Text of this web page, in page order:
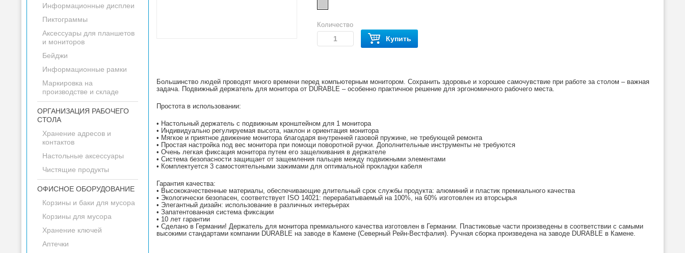
Информационные дисплеи
Пиктограммы
Аксессуары для планшетов
и мониторов
Бейджи
Информационные рамки
Маркировка на
производстве и складе
ОРГАНИЗАЦИЯ РАБОЧЕГО
СТОЛА
Хранение адресов и
контактов
Настольные аксессуары
Чистящие продукты
ОФИСНОЕ ОБОРУДОВАНИЕ
Корзины и баки для мусора
Корзины для мусора
Хранение ключей
Аптечки
Количество
Купить
Большинство людей проводят много времени перед компьютерным монитором. Сохранить здоровье и хорошее самочувствие при работе за столом – важная
задача. Подвижный держатель для монитора от DURABLE – особенно практичное решение для эргономичного рабочего места.
Простота в использовании:
• Настольный держатель с подвижным кронштейном для 1 монитора
• Индивидуально регулируемая высота, наклон и ориентация монитора
• Мягкое и приятное движение монитора благодаря внутренней газовой пружине, не требующей ремонта
• Простая настройка под вес монитора при помощи поворотной ручки. Дополнительные инструменты не требуются
• Очень легкая фиксация монитора путем его защелкивания в держателе
• Система безопасности защищает от защемления пальцев между подвижными элементами
• Комплектуется 3 самостоятельными зажимами для оптимальной прокладки кабеля
Гарантия качества:
• Высококачественные материалы, обеспечивающие длительный срок службы продукта: алюминий и пластик премиального качества
• Экологически безопасен, соответствует ISO 14021: перерабатываемый на 100%, на 60% изготовлен из вторсырья
• Элегантный дизайн: использование в различных интерьерах
• Запатентованная система фиксации
• 10 лет гарантии
• Сделано в Германии! Держатель для монитора премиального качества изготовлен в Германии. Пластиковые части произведены в соответствии с самыми
высокими стандартами компании DURABLE на заводе в Камене (Северный Рейн-Вестфалия). Ручная сборка произведена на заводе DURABLE в Камене.